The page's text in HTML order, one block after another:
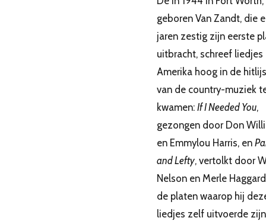
geboren Van Zandt, die
jaren zestig zijn eerste
uitbracht, schreef liedjes
Amerika hoog in de
van de country-muziek
kwamen: If I Needed You,
gezongen door Don
en Emmylou Harris, en
and Lefty, vertolkt door
Nelson en Merle
de platen waarop hij
liedjes zelf uitvoerde